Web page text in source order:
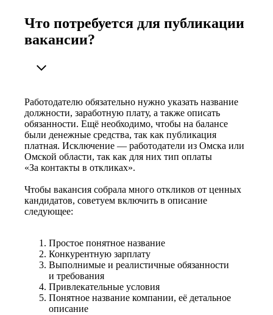
Что потребуется для публикации
вакансии?
Работодателю обязательно нужно указать название
должности, заработную плату, а также описать
обязанности. Ещё необходимо, чтобы на балансе
были денежные средства, так как публикация
платная. Исключение — работодатели из Омска или
Омской области, так как для них тип оплаты
«За контакты в откликах».
Чтобы вакансия собрала много откликов от ценных
кандидатов, советуем включить в описание
следующее:
Простое понятное название
Конкурентную зарплату
Выполнимые и реалистичные обязанности
и требования
Привлекательные условия
Понятное название компании, её детальное
описание